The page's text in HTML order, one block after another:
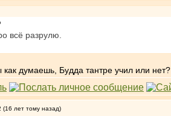
всё разрулю.
как думаешь, Будда тантре учил или
лет тому назад)